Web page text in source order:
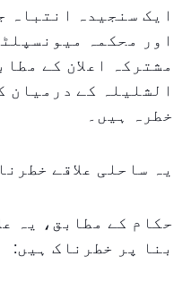
ایک سنجیدہ انتباہ
اور محکمہ
مشترکہ اعلان کے
الشلیلہ کے درمیان
خطرہ ہیں۔
یہ ساحلی علاقے
حکام کے مطابق، یہ
بنا پر خطرناک ہیں: